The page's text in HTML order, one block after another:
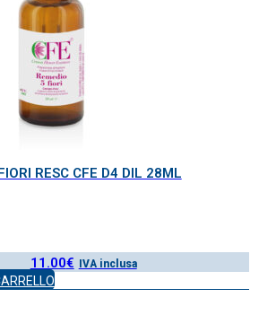
RESC CFE D4 DIL 28ML
11.00€ IVA inclusa